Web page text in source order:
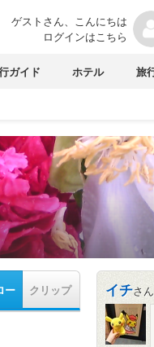
ゲストさん、こんにちは
ログインはこちら
ガイド ホテル 旅
ー クリップ イチさん